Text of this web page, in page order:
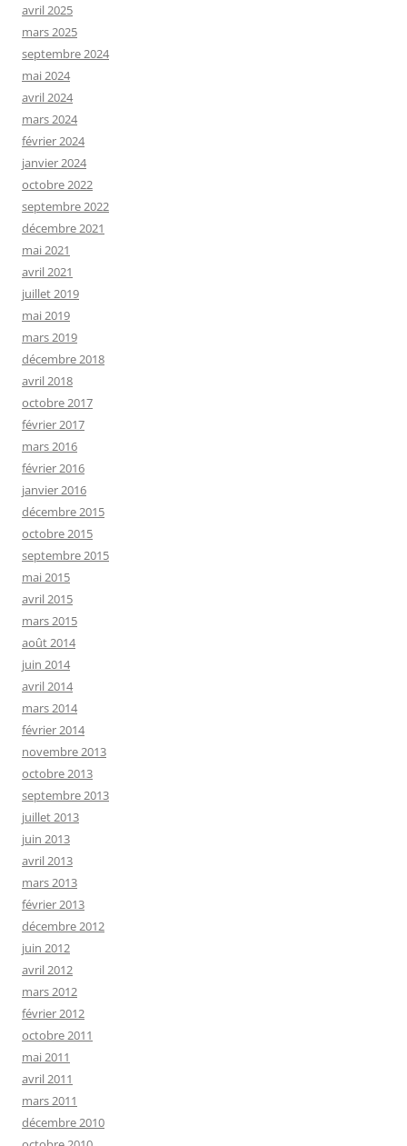
avril 2025
mars 2025
septembre 2024
mai 2024
avril 2024
mars 2024
février 2024
janvier 2024
octobre 2022
septembre 2022
décembre 2021
mai 2021
avril 2021
juillet 2019
mai 2019
mars 2019
décembre 2018
avril 2018
octobre 2017
février 2017
mars 2016
février 2016
janvier 2016
décembre 2015
octobre 2015
septembre 2015
mai 2015
avril 2015
mars 2015
août 2014
juin 2014
avril 2014
mars 2014
février 2014
novembre 2013
octobre 2013
septembre 2013
juillet 2013
juin 2013
avril 2013
mars 2013
février 2013
décembre 2012
juin 2012
avril 2012
mars 2012
février 2012
octobre 2011
mai 2011
avril 2011
mars 2011
décembre 2010